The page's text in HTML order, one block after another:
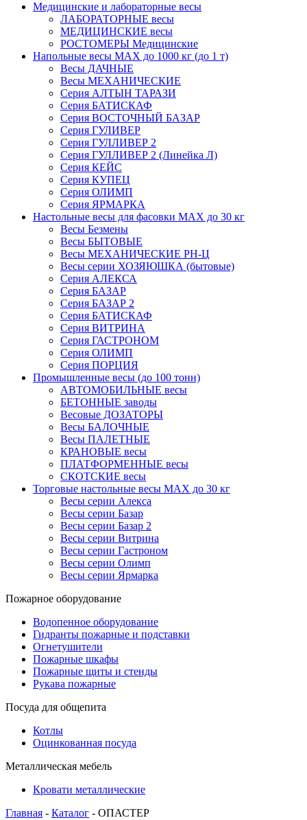
Медицинские и лабораторные весы
ЛАБОРАТОРНЫЕ весы
МЕДИЦИНСКИЕ весы
РОСТОМЕРЫ Медицинские
Напольные весы MAX до 1000 кг (до 1 т)
Весы ДАЧНЫЕ
Весы МЕХАНИЧЕСКИЕ
Серия АЛТЫН ТАРАЗИ
Серия БАТИСКАФ
Серия ВОСТОЧНЫЙ БАЗАР
Серия ГУЛИВЕР
Серия ГУЛЛИВЕР 2
Серия ГУЛЛИВЕР 2 (Линейка Л)
Серия КЕЙС
Серия КУПЕЦ
Серия ОЛИМП
Серия ЯРМАРКА
Настольные весы для фасовки MAX до 30 кг
Весы Безмены
Весы БЫТОВЫЕ
Весы МЕХАНИЧЕСКИЕ РН-Ц
Весы серии ХОЗЯЮШКА (бытовые)
Серия АЛЕКСА
Серия БАЗАР
Серия БАЗАР 2
Серия БАТИСКАФ
Серия ВИТРИНА
Серия ГАСТРОНОМ
Серия ОЛИМП
Серия ПОРЦИЯ
Промышленные весы (до 100 тонн)
АВТОМОБИЛЬНЫЕ весы
БЕТОННЫЕ заводы
Весовые ДОЗАТОРЫ
Весы БАЛОЧНЫЕ
Весы ПАЛЕТНЫЕ
КРАНОВЫЕ весы
ПЛАТФОРМЕННЫЕ весы
СКОТСКИЕ весы
Торговые настольные весы MAX до 30 кг
Весы серии Алекса
Весы серии Базар
Весы серии Базар 2
Весы серии Витрина
Весы серии Гастроном
Весы серии Олимп
Весы серии Ярмарка
Пожарное оборудование
Водопенное оборудование
Гидранты пожарные и подставки
Огнетушители
Пожарные шкафы
Пожарные щиты и стенды
Рукава пожарные
Посуда для общепита
Котлы
Оцинкованная посуда
Металлическая мебель
Кровати металлические
Главная - Каталог - ОПАСТЕР